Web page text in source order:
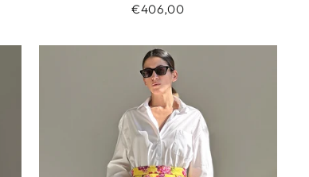
€406,00